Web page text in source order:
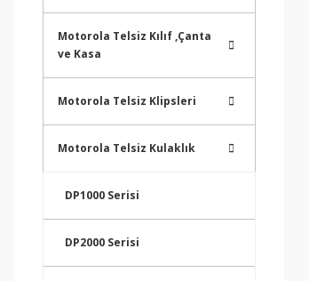
Motorola Telsiz Kılıf ,Çanta
ve Kasa
Motorola Telsiz Klipsleri
Motorola Telsiz Kulaklık
DP1000 Serisi
DP2000 Serisi